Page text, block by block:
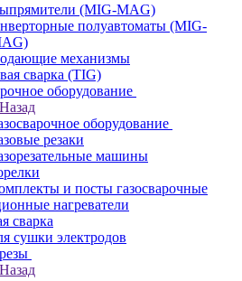
(MIG-MAG)
полуавтоматы (MIG-
механизмы
сварка (TIG)
оборудование
Назад
оборудование
резаки
машины
и посты газосварочные
нагреватели
сварка
сушки электродов
Назад